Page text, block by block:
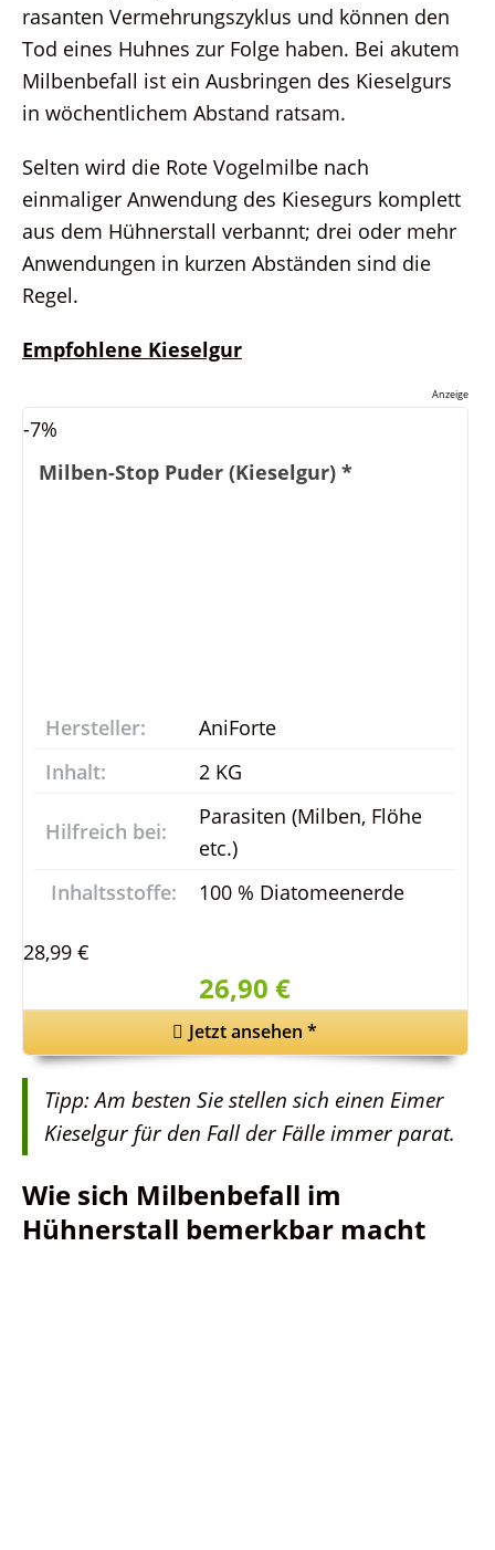
rasanten Vermehrungszyklus und können den
Tod eines Huhnes zur Folge haben. Bei akutem
Milbenbefall ist ein Ausbringen des Kieselgurs
in wöchentlichem Abstand ratsam.
Selten wird die Rote Vogelmilbe nach
einmaliger Anwendung des Kiesegurs komplett
aus dem Hühnerstall verbannt; drei oder mehr
Anwendungen in kurzen Abständen sind die
Regel.
Empfohlene Kieselgur
Anzeige
-7%
Milben-Stop Puder (Kieselgur) *
Hersteller:
AniForte
Inhalt:
2 KG
Hilfreich bei:
Parasiten (Milben, Flöhe
etc.)
Inhaltsstoffe:
100 % Diatomeenerde
28,99 €
26,90 €
Jetzt ansehen*
Tipp: Am besten Sie stellen sich einen Eimer
Kieselgur für den Fall der Fälle immer parat.
Wie sich Milbenbefall im
Hühnerstall bemerkbar macht